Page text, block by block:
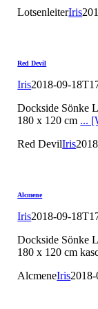
LotsenleiterIris
Red Devil
Iris2018-09-
Dockside Sönke
180 x 120 cm ...
Red DevilIris
Alcmene
Iris2018-09-
Dockside Sönke
180 x 120 cm
AlcmeneIris